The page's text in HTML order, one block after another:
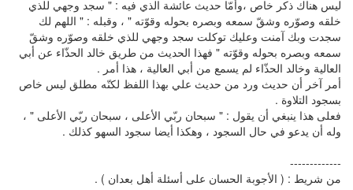
ليس هناك ذكر خاص ،وأمّا حديث عائشة الذي فيه : " سجد وجهي للذي
خلقه وصوّره وشقّ سمعه وبصره بحوله وقوّته " ، وقبله : " اللهم لك
سجدت وبك آمنت وعليك توكلت سجد وجهي للذي خلقه وصوّره وشقّ
سمعه وبصره بحوله وقوّته " فهذا الحديث من طريق خالد الحذّاء عن أبي
العالية وخالد الحذّاء لم يسمع من أبي العالية ، هذا أمر .
أمر آخر أن حديث ورد من حديث علي بهذا اللفظ لكنّه مطلق ليس خاص
بسجود التلاوة .
فعلى هذا ينبغي أن يقول : " سبحان ربّي الأعلى ، سبحان ربّي الأعلى " ،
وله أن يدعو في حال السجود ، وهكذا أيضا سجود السهو كذلك .
-------------
من شريط : ( الأجوبة الحسان على أسئلة أهل بعدان ) .